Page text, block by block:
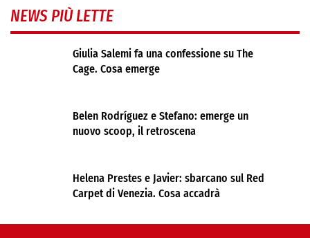
NEWS PIÙ LETTE
Giulia Salemi fa una confessione su The
Cage. Cosa emerge
Belen Rodríguez e Stefano: emerge un
nuovo scoop, il retroscena
Helena Prestes e Javier: sbarcano sul Red
Carpet di Venezia. Cosa accadrà